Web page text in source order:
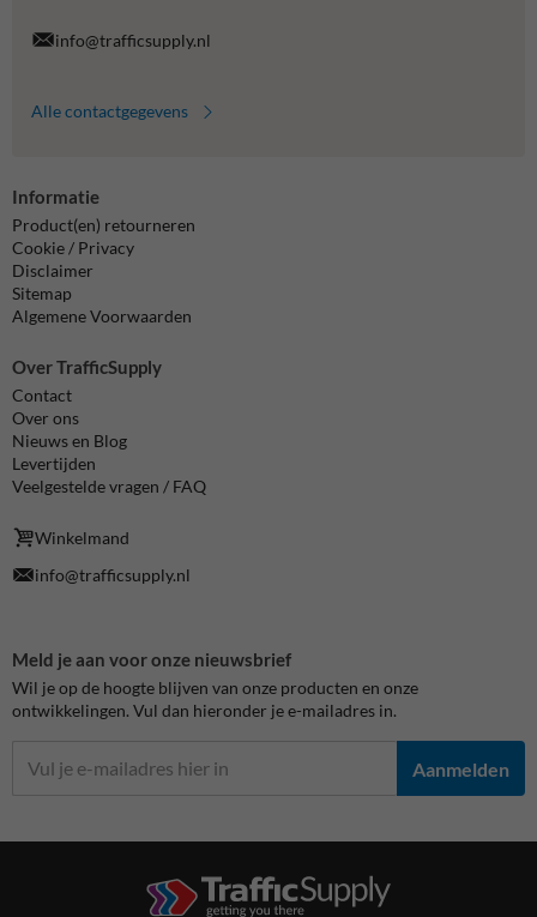
info@trafficsupply.nl
Alle contactgegevens
Informatie
Product(en) retourneren
Cookie / Privacy
Disclaimer
Sitemap
Algemene Voorwaarden
Over TrafficSupply
Contact
Over ons
Nieuws en Blog
Levertijden
Veelgestelde vragen / FAQ
Winkelmand
info@trafficsupply.nl
Meld je aan voor onze nieuwsbrief
Wil je op de hoogte blijven van onze producten en onze
ontwikkelingen. Vul dan hieronder je e-mailadres in.
Aanmelden